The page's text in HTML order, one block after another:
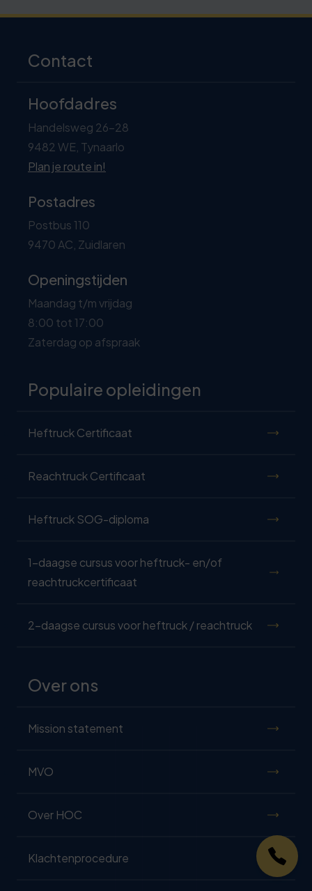
Contact
Hoofdadres
Handelsweg 26-28
9482 WE, Tynaarlo
Plan je route in!
Postadres
Postbus 110
9470 AC, Zuidlaren
Openingstijden
Maandag t/m vrijdag
8:00 tot 17:00
Zaterdag op afspraak
Populaire opleidingen
Heftruck Certificaat
Reachtruck Certificaat
Heftruck SOG-diploma
1-daagse cursus voor heftruck- en/of
reachtruckcertificaat
2-daagse cursus voor heftruck / reachtruck
Over ons
Mission statement
MVO
Over HOC
Klachtenprocedure